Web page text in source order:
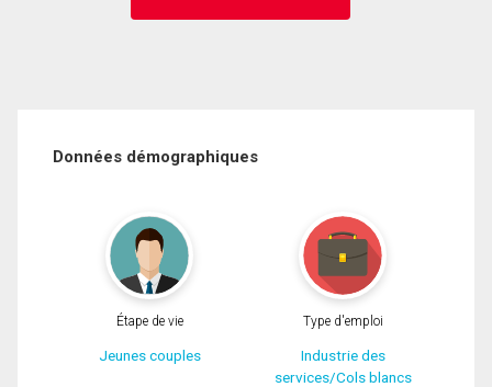
Données démographiques
Étape de vie
Jeunes couples
Type d'emploi
Industrie des
services/Cols blancs